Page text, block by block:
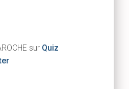
sur Quiz